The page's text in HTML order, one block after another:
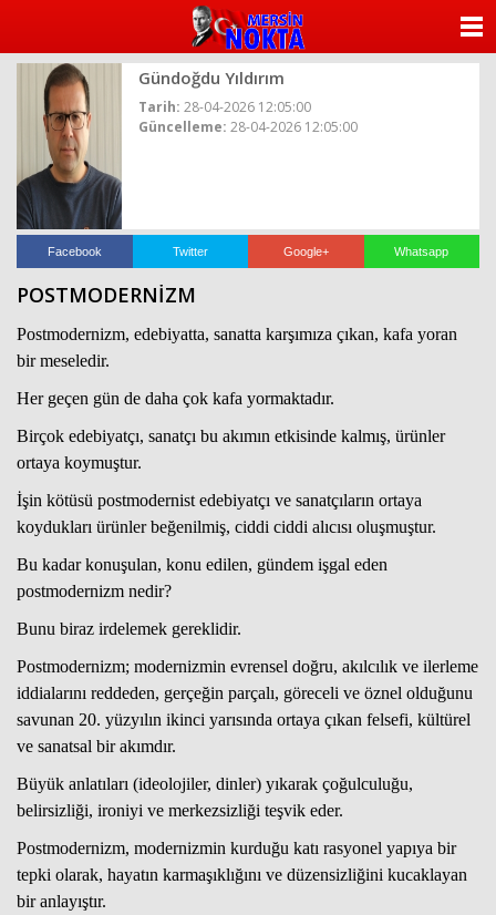
Gündoğdu Yıldırım
Tarih: 28-04-2026 12:05:00
Güncelleme: 28-04-2026 12:05:00
Facebook Twitter Google+ Whatsapp
POSTMODERNİZM
Postmodernizm, edebiyatta, sanatta karşımıza çıkan, kafa yoran
bir meseledir.
Her geçen gün de daha çok kafa yormaktadır.
Birçok edebiyatçı, sanatçı bu akımın etkisinde kalmış, ürünler
ortaya koymuştur.
İşin kötüsü postmodernist edebiyatçı ve sanatçıların ortaya
koydukları ürünler beğenilmiş, ciddi ciddi alıcısı oluşmuştur.
Bu kadar konuşulan, konu edilen, gündem işgal eden
postmodernizm nedir?
Bunu biraz irdelemek gereklidir.
Postmodernizm; modernizmin evrensel doğru, akılcılık ve ilerleme
iddialarını reddeden, gerçeğin parçalı, göreceli ve öznel olduğunu
savunan 20. yüzyılın ikinci yarısında ortaya çıkan felsefi, kültürel
ve sanatsal bir akımdır.
Büyük anlatıları (ideolojiler, dinler) yıkarak çoğulculuğu,
belirsizliği, ironiyi ve merkezsizliği teşvik eder.
Postmodernizm, modernizmin kurduğu katı rasyonel yapıya bir
tepki olarak, hayatın karmaşıklığını ve düzensizliğini kucaklayan
bir anlayıştır.
YAZARLAR